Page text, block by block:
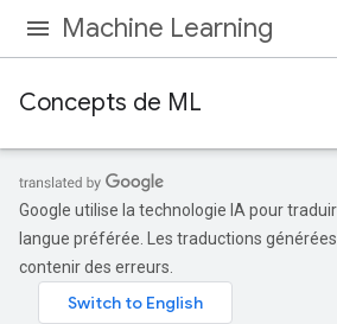
Machine Learning
Concepts de ML
Google utilise la technologie IA pour
langue préférée. Les traductions
contenir des erreurs.